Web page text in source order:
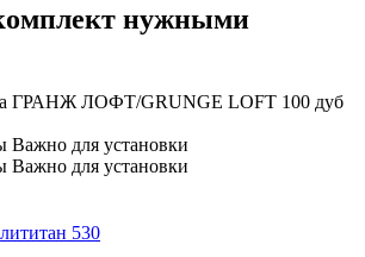
нужными
ГРАНЖ ЛОФТ/GRUNGE LOFT 100 дуб
Важно для установки
Важно для установки
530